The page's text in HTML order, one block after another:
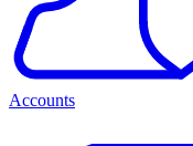
Accounts